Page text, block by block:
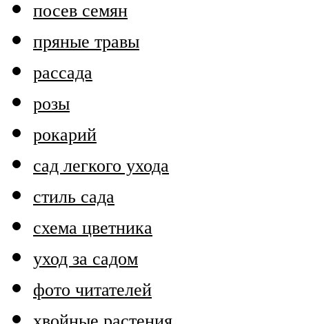
посев семян
пряные травы
рассада
розы
рокарий
сад легкого ухода
стиль сада
схема цветника
уход за садом
фото читателей